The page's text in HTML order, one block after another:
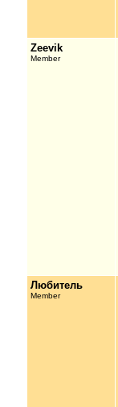
Zeevik
Member
Любитель
Member